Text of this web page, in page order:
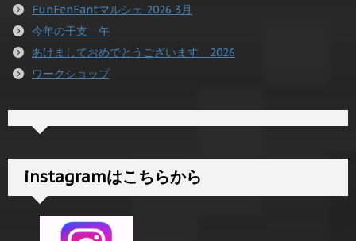
FunFenFantマルシェ 2026 3月
今年の干支 午
あけましておめでとうございます 2026
ワークショップ
instagramはこちらから